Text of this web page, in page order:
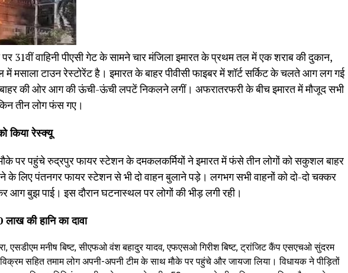
पर 31वीं वाहिनी पीएसी गेट के सामने चार मंजिला इमारत के प्रथम तल में एक शराब की दुकान,
टाउन रेस्टोरेंट है। इमारत के बाहर पीवीसी फाइबर में शॉर्ट सर्किट के चलते आग लग गई
की ओर आग की ऊंची-ऊंची लपटें निकलने लगीं। अफरातरफरी के बीच इमारत में मौजूद सभी
तीन लोग फंस गए।
किया रेस्क्यू
पर पहुंचे रुद्रपुर फायर स्टेशन के दमकलकर्मियों ने इमारत में फंसे तीन लोगों को सकुशल बाहर
के लिए पंतनगर फायर स्टेशन से भी दो वाहन बुलाने पड़े। लगभग सभी वाहनों को दो-दो चक्कर
आग बुझ पाई। इस दौरान घटनास्थल पर लोगों की भीड़ लगी रही।
लाख की हानि का दावा
एसडीएम मनीष बिष्ट, सीएफओ वंश बहादुर यादव, एफएसओ गिरीश बिष्ट, ट्रांजिट कैंप एसएचओ सुंदरम
विक्रम सहित तमाम लोग अपनी-अपनी टीम के साथ माैके पर पहुंचे और जायजा लिया। विधायक ने पीड़ितों